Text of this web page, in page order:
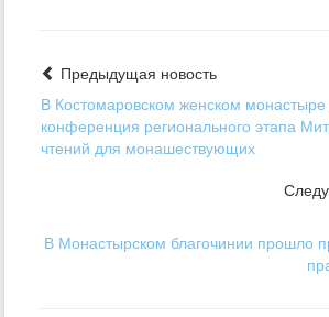
Предыдущая новость
В Костомаровском женском
конференция регионального этапа
чтений для монашествующих
В Монастырском благочинии прошло